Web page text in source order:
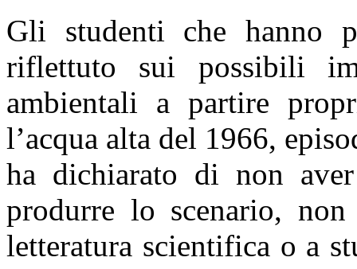
Gli studenti che hanno
riflettuto sui possibili
ambientali a partire
l’acqua alta del 1966,
ha dichiarato di non
produrre lo scenario,
letteratura scientifica o a